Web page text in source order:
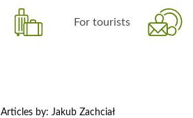
For tourists
Articles by: Jakub Zachciał